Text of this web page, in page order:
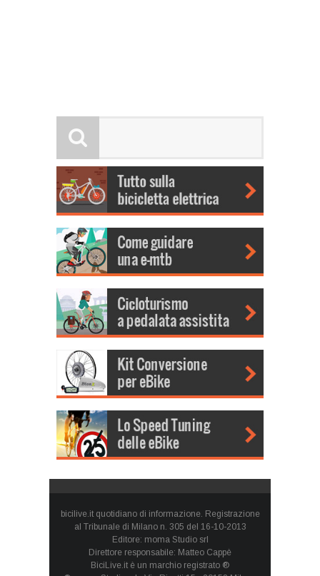
bicilive.it quotidiano di informazione. Registrazione
al Tribunale di Milano n. 305 del 16-10-2013
Editore: moma Studio srl
Direttore responsabile: Matteo Cappè
BiciLive.it è un marchio registrato ®